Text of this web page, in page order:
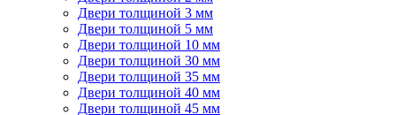
Двери толщиной 3 мм
Двери толщиной 5 мм
Двери толщиной 10 мм
Двери толщиной 30 мм
Двери толщиной 35 мм
Двери толщиной 40 мм
Двери толщиной 45 мм